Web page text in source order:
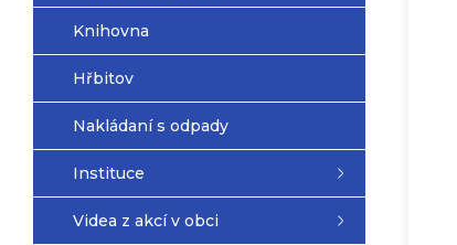
Knihovna
Hřbitov
Nakládaní s odpady
Instituce
Videa z akcí v obci